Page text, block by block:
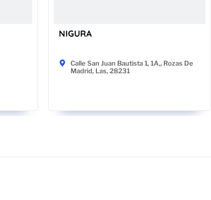
NIGURA
Calle San Juan Bautista 1, 1A,, Rozas De
Madrid, Las, 28231